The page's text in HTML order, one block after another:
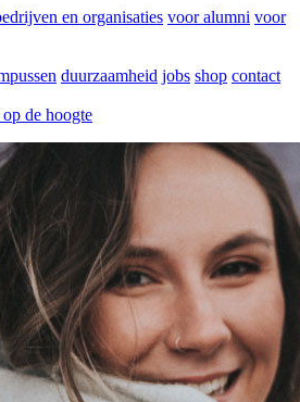
en organisaties voor alumni voor
duurzaamheid jobs shop contact
de hoogte